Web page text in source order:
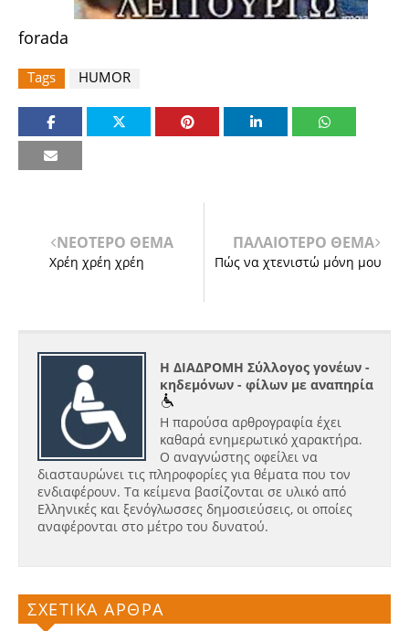
forada
Tags HUMOR
ΝΕΟΤΕΡΟ ΘΕΜΑ
Χρέη χρέη χρέη
ΠΑΛΑΙΟΤΕΡΟ ΘΕΜΑ
Πώς να χτενιστώ μόνη μου
Η ΔΙΑΔΡΟΜΗ Σύλλογος γονέων -
κηδεμόνων - φίλων με αναπηρία
Η παρούσα αρθρογραφία έχει
καθαρά ενημερωτικό χαρακτήρα.
Ο αναγνώστης οφείλει να
διασταυρώνει τις πληροφορίες για θέματα που τον
ενδιαφέρουν. Τα κείμενα βασίζονται σε υλικό από
Ελληνικές και ξενόγλωσσες δημοσιεύσεις, οι οποίες
αναφέρονται στο μέτρο του δυνατού.
ΣΧΕΤΙΚΑ ΑΡΘΡΑ